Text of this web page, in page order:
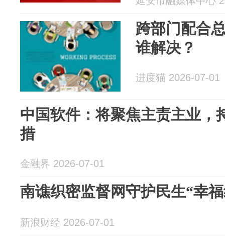
跨部门配合
谁解决？
进度猫 2026-07-01
中国软件：将聚焦主责主业，
措
金融界 2026-07-01
南谯织密监督网守护民生“幸
新浪财经 2026-07-01